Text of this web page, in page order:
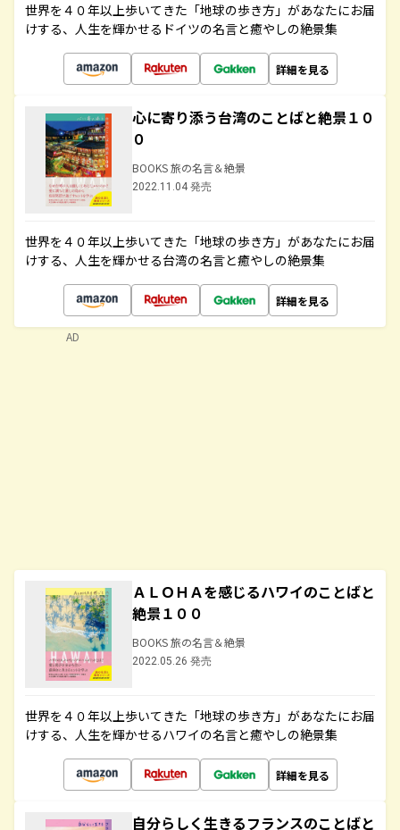
世界を４０年以上歩いてきた「地球の歩き方」があなたにお届
けする、人生を輝かせるドイツの名言と癒やしの絶景集
詳細を見る
心に寄り添う台湾のことばと絶景１０
０
BOOKS 旅の名言＆絶景
2022.11.04 発売
世界を４０年以上歩いてきた「地球の歩き方」があなたにお届
けする、人生を輝かせる台湾の名言と癒やしの絶景集
詳細を見る
ＡＬＯＨＡを感じるハワイのことばと
絶景１００
BOOKS 旅の名言＆絶景
2022.05.26 発売
世界を４０年以上歩いてきた「地球の歩き方」があなたにお届
けする、人生を輝かせるハワイの名言と癒やしの絶景集
詳細を見る
自分らしく生きるフランスのことばと
AD